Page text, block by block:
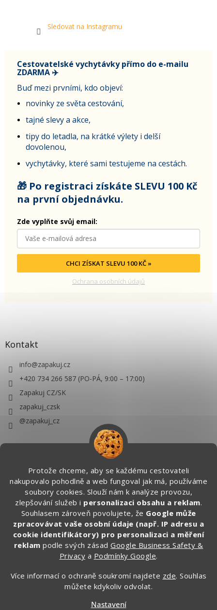
Protože chceme, aby se každému cestovateli
nakupovalo pohodlně a web fungoval jak má, používáme
soubory cookies. Slouží nám k analýze provozu,
zlepšování služeb i personalizaci obsahu a reklam.
Souhlasem zároveň povolujete, že Google může
zpracovávat vaše osobní údaje (např. IP adresu a
cookie identifikátory) pro personalizaci a měření
reklam podle svých zásadGoogle Business Safety &
Privacy a Podmínky Google.
Více informací o ochraně soukromí najdete zde. Souhlas
můžete kdykoliv odvolat.
Nastavení
Sledovat na Instagramu
Cestovatelské vychytávky přímo do e-mailu
ZDARMA ✈️
Buď mezi prvními, kdo objeví:
novinky ze světa cestování,
tajné slevy a akce,
tipy do letadla, na krátké výlety i delší
dovolenou,
vychytávky, které sami testujeme na cestách.
🎁 Po registraci získáte SLEVU 100 Kč
na první objednávku.
Zde vyplňte svůj email:
CHCI ZÍSKAT SLEVU 100 KČ »
Ochrana osobních údajů
Kontakt
info@zapakuj.cz
+420 734 266 587 (PO-PÁ, 9:00 – 17:00)
Zapakuj CZ/SK
zapakuj_czsk
@zapakuj_cz
Vytvořil Shoptet